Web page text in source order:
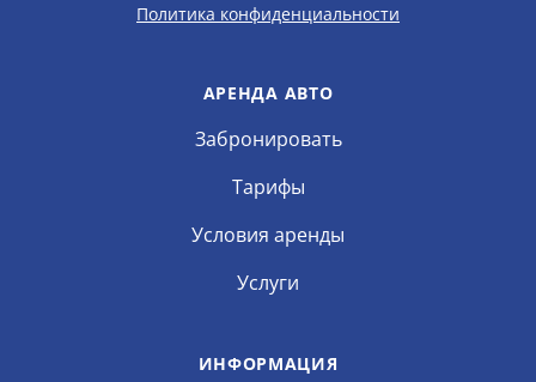
Политика конфиденциальности
АРЕНДА АВТО
Забронировать
Тарифы
Условия аренды
Услуги
ИНФОРМАЦИЯ